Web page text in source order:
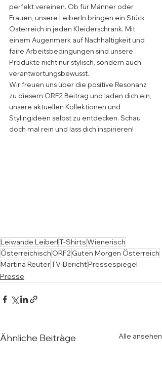
perfekt vereinen. Ob für Männer oder
Frauen, unsere Leiberln bringen ein Stück
Österreich in jeden Kleiderschrank. Mit
einem Augenmerk auf Nachhaltigkeit und
faire Arbeitsbedingungen sind unsere
Produkte nicht nur stylisch, sondern auch
verantwortungsbewusst.
Wir freuen uns über die positive Resonanz
zu diesem ORF2 Beitrag und laden dich ein,
unsere aktuellen Kollektionen und
Stylingideen selbst zu entdecken. Schau
doch mal rein und lass dich inspirieren!
Leiwande LeiberlT-ShirtsWienerisch
Österreichisch ORF2 Guten Morgen Österreich
Martina ReuterTV-BerichtPressespiegel
Presse
Ähnliche Beiträge Alle ansehen